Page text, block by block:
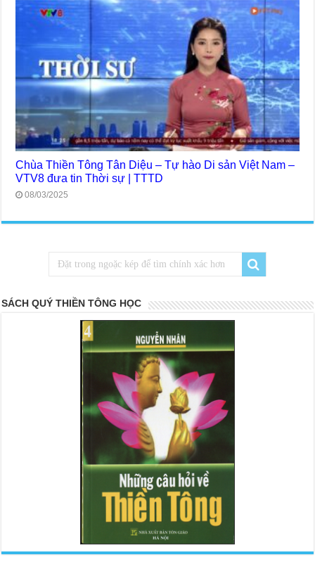
Chùa Thiền Tông Tân Diệu – Tự hào Di sản Việt Nam –
VTV8 đưa tin Thời sự | TTTD
08/03/2025
SÁCH QUÝ THIỀN TÔNG HỌC